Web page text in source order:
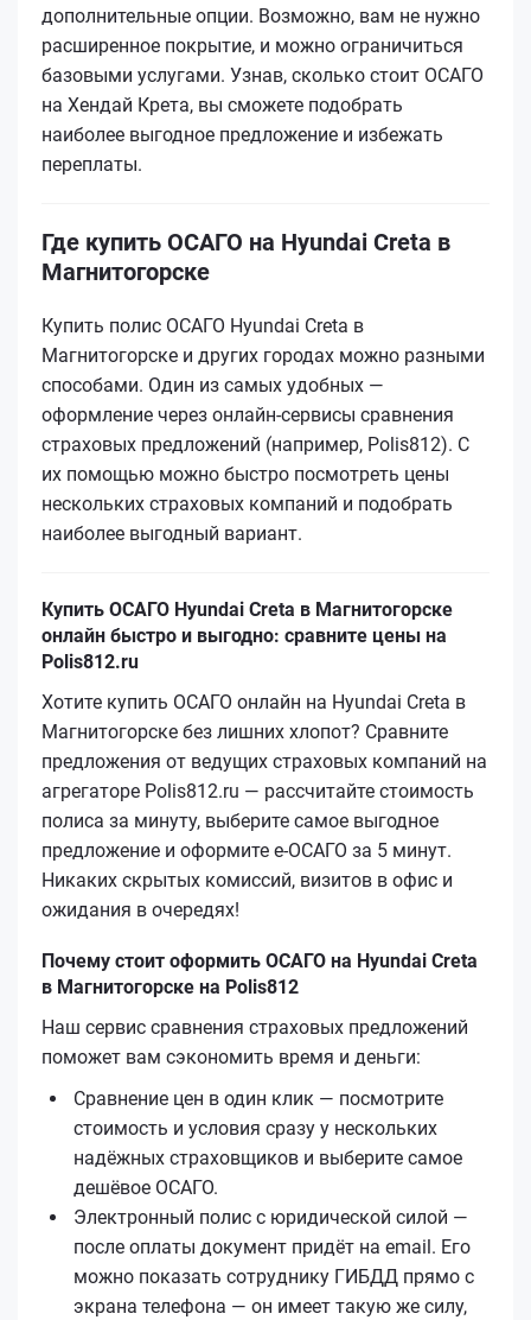
дополнительные опции. Возможно, вам не нужно
расширенное покрытие, и можно ограничиться
базовыми услугами. Узнав, сколько стоит ОСАГО
на Хендай Крета, вы сможете подобрать
наиболее выгодное предложение и избежать
переплаты.
Где купить ОСАГО на Hyundai Creta в
Магнитогорске
Купить полис ОСАГО Hyundai Creta в
Магнитогорске и других городах можно разными
способами. Один из самых удобных —
оформление через онлайн-сервисы сравнения
страховых предложений (например, Polis812). С
их помощью можно быстро посмотреть цены
нескольких страховых компаний и подобрать
наиболее выгодный вариант.
Купить ОСАГО Hyundai Creta в Магнитогорске
онлайн быстро и выгодно: сравните цены на
Polis812.ru
Хотите купить ОСАГО онлайн на Hyundai Creta в
Магнитогорске без лишних хлопот? Сравните
предложения от ведущих страховых компаний на
агрегаторе Polis812.ru — рассчитайте стоимость
полиса за минуту, выберите самое выгодное
предложение и оформите е‑ОСАГО за 5 минут.
Никаких скрытых комиссий, визитов в офис и
ожидания в очередях!
Почему стоит оформить ОСАГО на Hyundai Creta
в Магнитогорске на Polis812
Наш сервис сравнения страховых предложений
поможет вам сэкономить время и деньги:
Сравнение цен в один клик — посмотрите
стоимость и условия сразу у нескольких
надёжных страховщиков и выберите самое
дешёвое ОСАГО.
Электронный полис с юридической силой —
после оплаты документ придёт на email. Его
можно показать сотруднику ГИБДД прямо с
экрана телефона — он имеет такую же силу,